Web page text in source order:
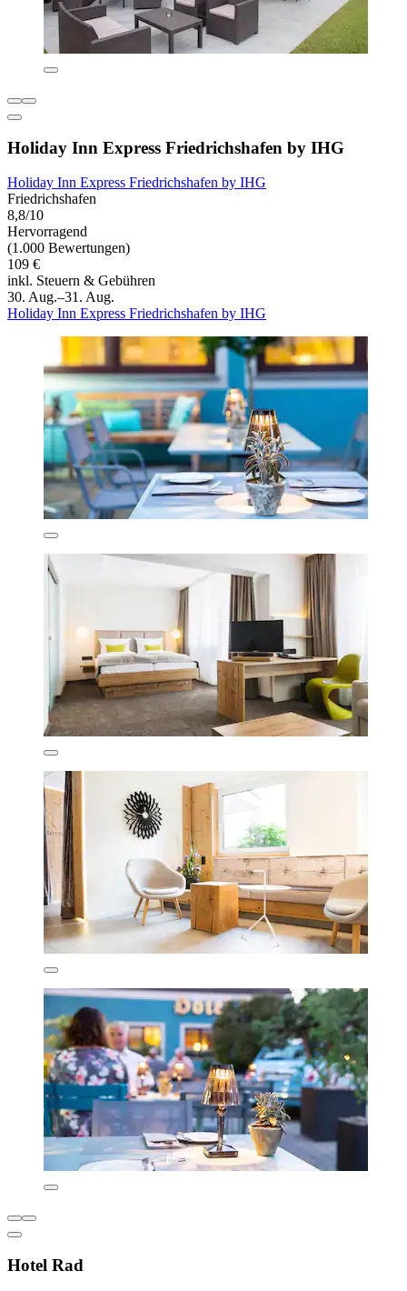
Holiday Inn Express Friedrichshafen by IHG
Holiday Inn Express Friedrichshafen by IHG
Friedrichshafen
8,8/10
Hervorragend
(1.000 Bewertungen)
109 €
inkl. Steuern & Gebühren
30. Aug.–31. Aug.
Holiday Inn Express Friedrichshafen by IHG
Hotel Rad